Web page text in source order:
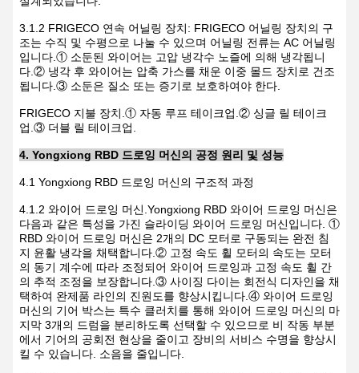
3.1.2 FRIGECO 연속 어닐링 장치: FRIGECO 어닐링 장치의 구
조는 수직 및 수평으로 나눌 수 있으며 어닐링 전류는 AC 어닐링
입니다.① 소둔된 와이어는 고압 냉각수 노즐에 의해 냉각됩니
다.② 냉각 후 와이어는 압축 가스를 채운 이중 몰드 장치로 건조
됩니다.③ 소둔은 질소 또는 증기로 보호하여야 한다.
FRIGECO 지불 장치.① 자동 루프 테이크업.② 싱글 릴 테이크
업.③ 더블 릴 테이크업.
4. Yongxiong RBD 드로잉 머신의 공정 원리 및 성능
4.1 Yongxiong RBD 드로잉 머신의 구조적 과정
4.1.2 와이어 드로잉 머신.Yongxiong RBD 와이어 드로잉 머신은
다음과 같은 특성을 가진 슬라이딩 와이어 드로잉 머신입니다. ①
RBD 와이어 드로잉 머신은 2개의 DC 모터로 구동되는 완전 침
지 윤활 냉각을 채택합니다.② 고정 속도 휠 모터의 속도는 모터
의 동기 계수에 따라 조정되어 와이어 드로잉과 고정 속도 휠 간
의 추적 조정을 보장합니다.③ 사이징 다이는 회전식 디자인을 채
택하여 완제품 라인의 진원도를 향상시킵니다.④ 와이어 드로잉
머신의 기어 박스는 특수 클러치를 통해 와이어 드로잉 머신의 마
지막 3개의 드럼을 분리하도록 선택할 수 있으므로 비 작동 부분
에서 기어의 공회전 현상을 줄이고 장비의 서비스 수명을 향상시
킬 수 있습니다. 소음을 줄입니다.